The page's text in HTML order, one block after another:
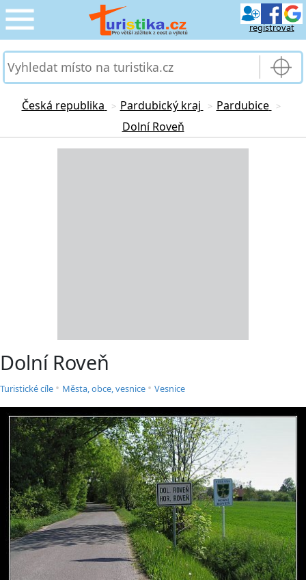
registrovat
CESTOVÁNÍ
SLUŽBY & DOPRAVA
Česká republika > Pardubický kraj > Pardubice >
Dolní Roveň
Dolní Roveň
Turistické cíle • Města, obce, vesnice • Vesnice